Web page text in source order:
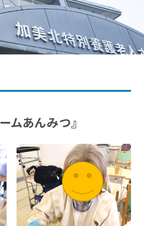
ムあんみつ』